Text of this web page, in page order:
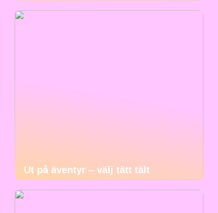
Ut på äventyr – välj tätt tält